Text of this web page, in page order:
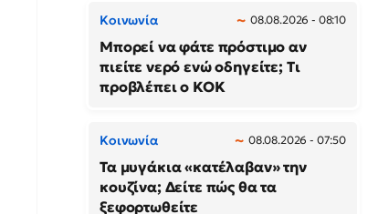
Κοινωνία 08.08.2026 - 08:10
Μπορεί να φάτε πρόστιμο αν
πιείτε νερό ενώ οδηγείτε; Τι
προβλέπει ο ΚΟΚ
Κοινωνία 08.08.2026 - 07:50
Τα μυγάκια «κατέλαβαν» την
κουζίνα; Δείτε πώς θα τα
ξεφορτωθείτε